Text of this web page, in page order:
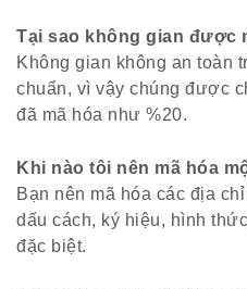
Tại sao không gian được
Không gian không an toàn
chuẩn, vì vậy chúng được
đã mã hóa như %20.
Khi nào tôi nên mã hóa
Bạn nên mã hóa các địa
dấu cách, ký hiệu, hình
đặc biệt.